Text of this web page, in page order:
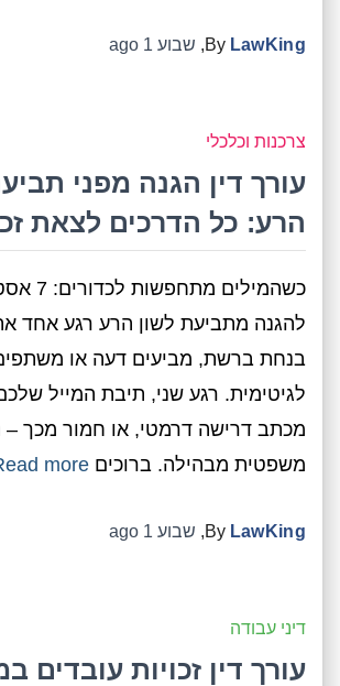
By LawKing
, שבוע 1 ago
צרכנות וכלכלי
עורך דין הגנה מפני
הרע: כל הדרכים לצאת
להגנה מתביעת לשון הרע רגע אחד
בנחת ברשת, מביעים דעה או
לגיטימית. רגע שני, תיבת המייל
מכתב דרישה דרמטי, או חמור מכך –
משפטית מבהילה. ברוכים more…
By LawKing
, שבוע 1 ago
דיני עבודה
עורך דין זכויות עובדים